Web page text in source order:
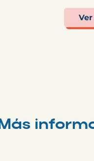
Más